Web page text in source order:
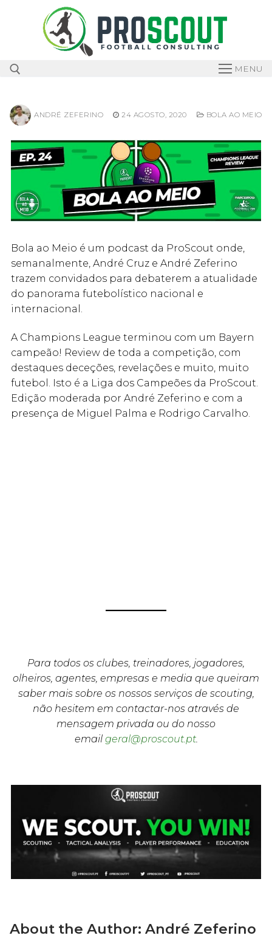
Search for:
MENU
ANDRÉ ZEFERINO 24 AGOSTO, 2020 BOLA AO MEIO
Bola ao Meio é um podcast da ProScout onde,
semanalmente, André Cruz e André Zeferino
trazem convidados para debaterem a atualidade
do panorama futebolístico nacional e
internacional.
A Champions League terminou com um Bayern
campeão! Review de toda a competição, com
destaques deceções, revelações e muito, muito
futebol. Isto é a Liga dos Campeões da ProScout.
Edição moderada por André Zeferino e com a
presença de Miguel Palma e Rodrigo Carvalho.
Para todos os clubes, treinadores, jogadores,
olheiros, agentes, empresas e media que queiram
saber mais sobre os nossos serviços de scouting,
não hesitem em contactar-nos através de
mensagem privada ou do nosso
email geral@proscout.pt.
About the Author: André Zeferino